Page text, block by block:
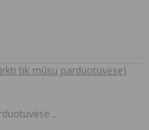
tik mūsų parduotuvėse)
..